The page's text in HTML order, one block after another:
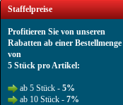
Staffelpreise
Profitieren Sie von unseren
Rabatten ab einer Bestellmenge
von
5 Stück pro Artikel:
ab 5 Stück - 5%
ab 10 Stück - 7%